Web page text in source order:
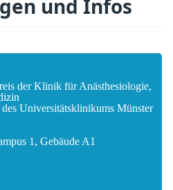
und Infos
der Klinik für Anästhesiologie,
Universitätsklinikums Münster
1, Gebäude A1